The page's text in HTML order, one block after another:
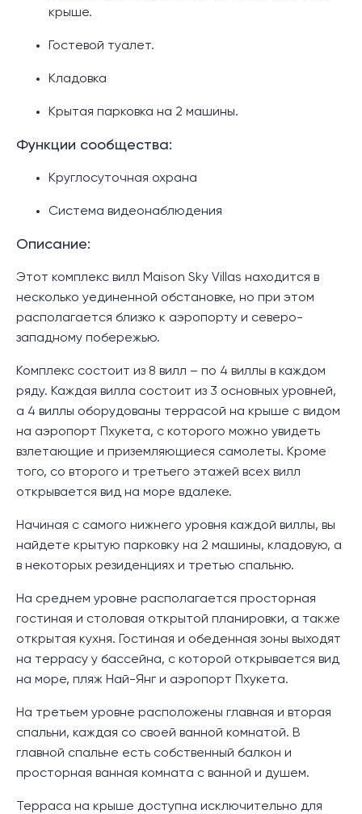
крыше.
Гостевой туалет.
Кладовка
Крытая парковка на 2 машины.
Функции сообщества:
Круглосуточная охрана
Система видеонаблюдения
Описание:
Этот комплекс вилл Maison Sky Villas находится в
несколько уединенной обстановке, но при этом
располагается близко к аэропорту и северо-
западному побережью.
Комплекс состоит из 8 вилл – по 4 виллы в каждом
ряду. Каждая вилла состоит из 3 основных уровней,
а 4 виллы оборудованы террасой на крыше с видом
на аэропорт Пхукета, с которого можно увидеть
взлетающие и приземляющиеся самолеты. Кроме
того, со второго и третьего этажей всех вилл
открывается вид на море вдалеке.
Начиная с самого нижнего уровня каждой виллы, вы
найдете крытую парковку на 2 машины, кладовую, а
в некоторых резиденциях и третью спальню.
На среднем уровне располагается просторная
гостиная и столовая открытой планировки, а также
открытая кухня. Гостиная и обеденная зоны выходят
на террасу у бассейна, с которой открывается вид
на море, пляж Най-Янг и аэропорт Пхукета.
На третьем уровне расположены главная и вторая
спальни, каждая со своей ванной комнатой. В
главной спальне есть собственный балкон и
просторная ванная комната с ванной и душем.
Терраса на крыше доступна исключительно для